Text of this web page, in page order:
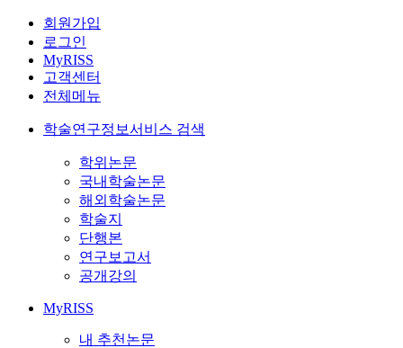
회원가입
로그인
MyRISS
고객센터
전체메뉴
학술연구정보서비스 검색
학위논문
국내학술논문
해외학술논문
학술지
단행본
연구보고서
공개강의
MyRISS
내 추천논문